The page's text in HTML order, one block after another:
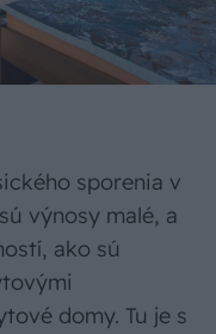
sporenia v
výnosy malé, a
ako sú
domy. Tu je s